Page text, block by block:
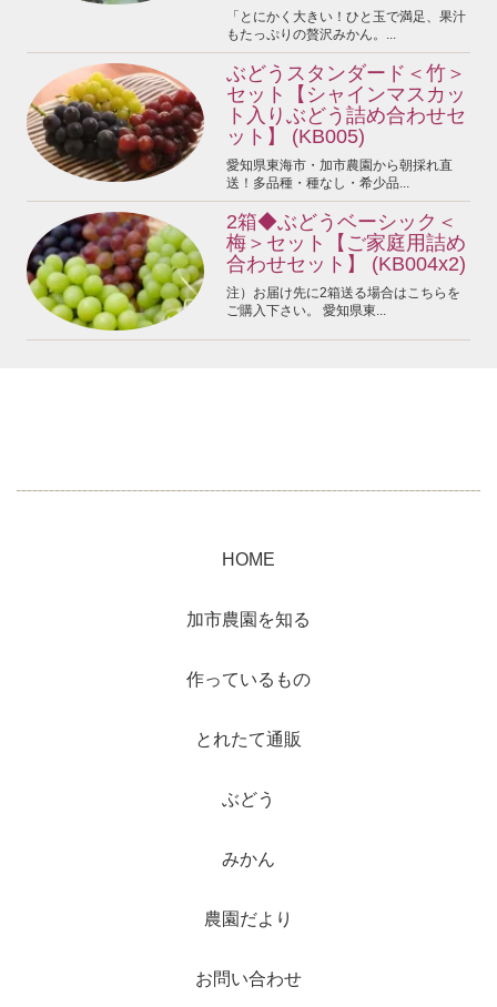
「とにかく大きい！ひと玉で満足、果汁
もたっぷりの贅沢みかん。...
ぶどうスタンダード＜竹＞
セット【シャインマスカッ
ト入りぶどう詰め合わせセ
ット】 (KB005)
愛知県東海市・加市農園から朝採れ直
送！多品種・種なし・希少品...
2箱◆ぶどうベーシック＜
梅＞セット【ご家庭用詰め
合わせセット】 (KB004x2)
注）お届け先に2箱送る場合はこちらを
ご購入下さい。 愛知県東...
HOME
加市農園を知る
作っているもの
とれたて通販
ぶどう
みかん
農園だより
お問い合わせ